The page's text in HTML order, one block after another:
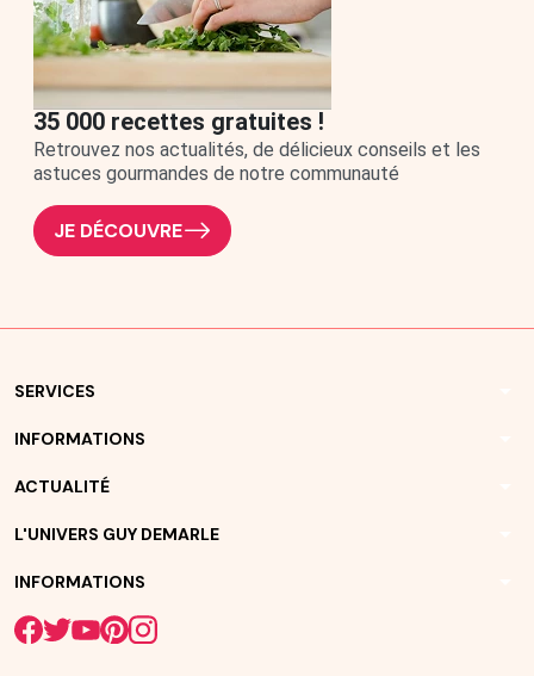
35 000 recettes gratuites !
Retrouvez nos actualités, de délicieux conseils et les
astuces gourmandes de notre communauté
JE DÉCOUVRE
SERVICES
INFORMATIONS
ACTUALITÉ
L'UNIVERS GUY DEMARLE
INFORMATIONS